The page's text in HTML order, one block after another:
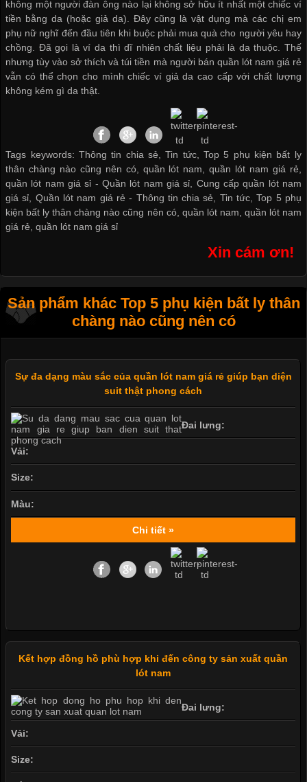
không một người đàn ông nào lại không sở hữu ít nhất một chiếc ví
tiền bằng da (hoặc giả da). Đây cũng là vật dụng mà các chị em
phụ nữ nghĩ đến đầu tiên khi buộc phải mua quà cho người yêu hay
chồng. Đã gọi là ví da thì dĩ nhiên chất liệu phải là da thuộc. Thế
nhưng tùy vào sở thích và túi tiền mà người bán quần lót nam giá rẻ
vẫn có thể chọn cho mình chiếc ví giả da cao cấp với chất lượng
không kém gì da thật.
Tags keywords: Thông tin chia sẻ, Tin tức, Top 5 phụ kiện bất ly
thân chàng nào cũng nên có, quần lót nam, quần lót nam giá rẻ,
quần lót nam giá sỉ -Quần lót nam giá sỉ, Cung cấp quần lót nam
giá sỉ, Quần lót nam giá rẻ - Thông tin chia sẻ, Tin tức,Top 5 phụ
kiện bất ly thân chàng nào cũng nên có, quần lót nam, quần lót nam
giá rẻ,quần lót nam giá sỉ
Xin cám ơn!
Sản phẩm khác Top 5 phụ kiện bất ly thân
chàng nào cũng nên có
Sự đa dạng màu sắc của quần lót nam giá rẻ giúp bạn diện
suit thật phong cách
Đai lưng:
Vải:
Size:
Màu:
Chi tiết »
Kết hợp đồng hồ phù hợp khi đến công ty sản xuất quần
lót nam
Đai lưng:
Vải:
Size: